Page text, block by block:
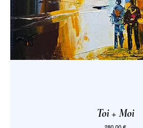
Toi + Moi